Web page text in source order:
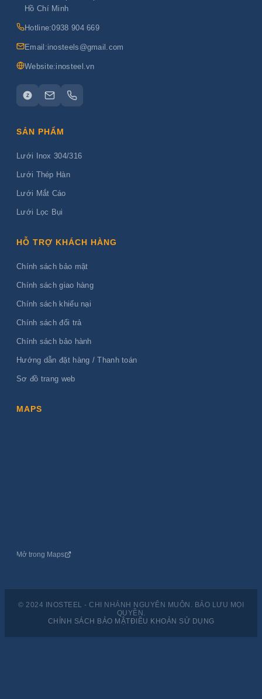
Hồ Chí Minh
Hotline:0938 904 669
Email:inosteels@gmail.com
Website:inosteel.vn
Z
SẢN PHẨM
Lưới Inox 304/316
Lưới Thép Hàn
Lưới Mắt Cáo
Lưới Lọc Bụi
HỖ TRỢ KHÁCH HÀNG
Chính sách bảo mật
Chính sách giao hàng
Chính sách khiếu nại
Chính sách đổi trả
Chính sách bảo hành
Hướng dẫn đặt hàng / Thanh toán
Sơ đồ trang web
MAPS
Mở trong Maps
© 2024 INOSTEEL - CHI NHÁNH NGUYÊN MUÔN. BẢO LƯU MỌI
QUYỀN.
CHÍNH SÁCH BẢO MẬTĐIỀU KHOẢN SỬ DỤNG